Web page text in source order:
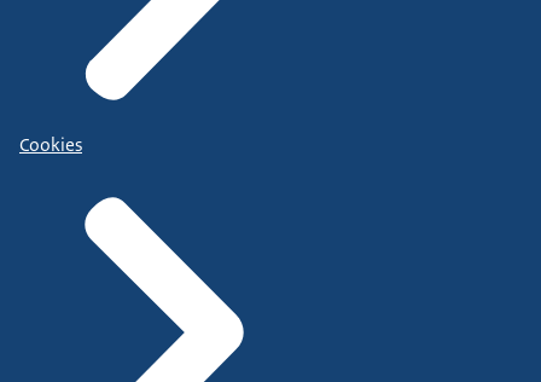
Cookies